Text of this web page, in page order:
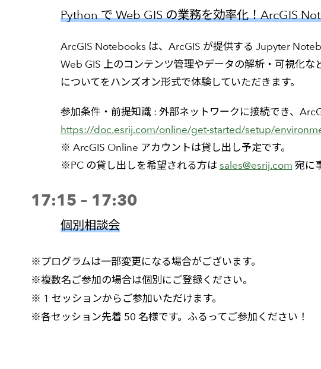
Python で Web GIS の業務を効率化！ArcGIS
ArcGIS Notebooks は、ArcGIS が提供する Jupyter
Web GIS 上のコンテンツ管理やデータの解析・可視化
についてをハンズオン形式で体験していただきます。
参加条件・前提知識 : 外部ネットワークに接続でき、
https://doc.esrij.com/online/get-started/setup/
※ ArcGIS Online アカウントは貸し出し予定です。
※PC の貸し出しを希望される方は sales@esrij.com 宛に
17:15 – 17:30
個別相談会
※プログラムは一部変更になる場合がございます。
※複数名ご参加の場合は個別にご登録ください。
※ 1 セッションからご参加いただけます。
※各セッション先着 50 名様です。ふるってご参加ください！